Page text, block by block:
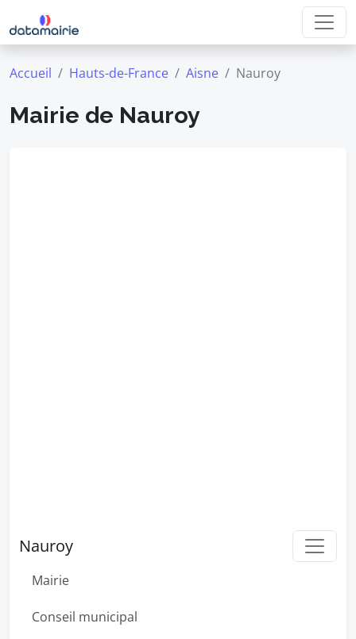
Accueil Hauts-de-France Aisne Nauroy
Mairie de Nauroy
Nauroy
Mairie
Conseil municipal